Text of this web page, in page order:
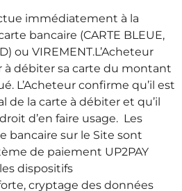
immédiatement à la
bancaire (CARTE BLEUE,
ou VIREMENT.L’Acheteur
à débiter sa carte du montant
L’Acheteur confirme qu’il est
de la carte à débiter et qu’il
d’en faire usage. Les
bancaire sur le Site sont
de paiement UP2PAY
dispositifs
cryptage des données